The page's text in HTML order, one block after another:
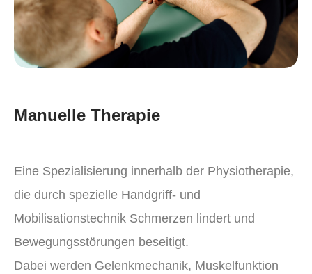
Manuelle Therapie
Eine Spezialisierung innerhalb der Physiotherapie,
die durch spezielle Handgriff- und
Mobilisationstechnik Schmerzen lindert und
Bewegungsstörungen beseitigt.
Dabei werden Gelenkmechanik, Muskelfunktion